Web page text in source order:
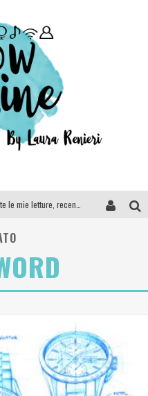
Anya Taylor-Joy, Jisoo e Willow Smith protagoniste della nuova campagna Dior Addict